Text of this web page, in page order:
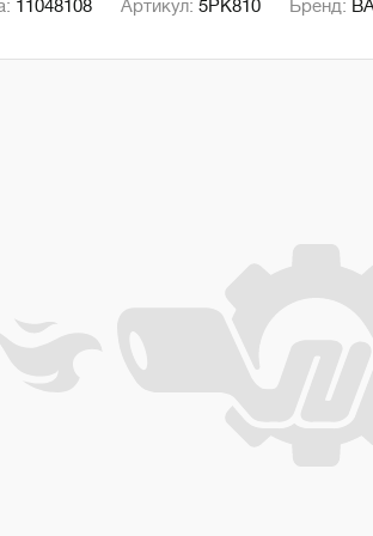
11048108 Артикул: 5PK810 Бренд: